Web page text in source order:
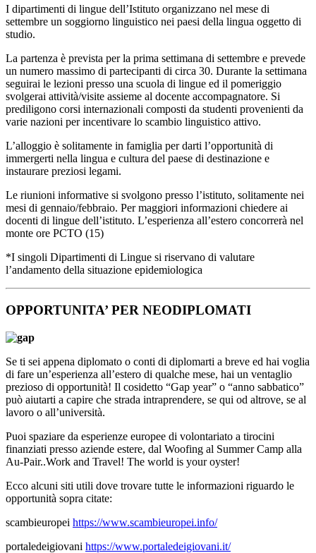
I dipartimenti di lingue dell’Istituto organizzano nel mese di
settembre un soggiorno linguistico nei paesi della lingua oggetto di
studio.
La partenza è prevista per la prima settimana di settembre e prevede
un numero massimo di partecipanti di circa 30. Durante la settimana
seguirai le lezioni presso una scuola di lingue ed il pomeriggio
svolgerai attività/visite assieme al docente accompagnatore. Si
prediligono corsi internazionali composti da studenti provenienti da
varie nazioni per incentivare lo scambio linguistico attivo.
L’alloggio è solitamente in famiglia per darti l’opportunità di
immergerti nella lingua e cultura del paese di destinazione e
instaurare preziosi legami.
Le riunioni informative si svolgono presso l’istituto, solitamente nei
mesi di gennaio/febbraio. Per maggiori informazioni chiedere ai
docenti di lingue dell’istituto. L’esperienza all’estero concorrerà nel
monte ore PCTO (15)
*I singoli Dipartimenti di Lingue si riservano di valutare
l’andamento della situazione epidemiologica
OPPORTUNITA’ PER NEODIPLOMATI
Se ti sei appena diplomato o conti di diplomarti a breve ed hai voglia
di fare un’esperienza all’estero di qualche mese, hai un ventaglio
prezioso di opportunità! Il cosidetto “Gap year” o “anno sabbatico”
può aiutarti a capire che strada intraprendere, se qui od altrove, se al
lavoro o all’università.
Puoi spaziare da esperienze europee di volontariato a tirocini
finanziati presso aziende estere, dal Woofing al Summer Camp alla
Au-Pair..Work and Travel! The world is your oyster!
Ecco alcuni siti utili dove trovare tutte le informazioni riguardo le
opportunità sopra citate:
scambieuropei https://www.scambieuropei.info/
portaledeigiovani https://www.portaledeigiovani.it/